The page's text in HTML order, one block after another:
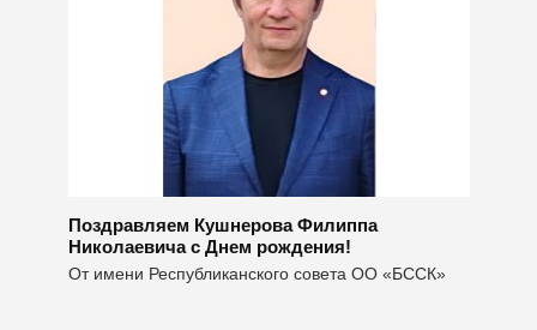
Поздравляем Кушнерова Филиппа
Николаевича с Днем рождения!
От имени Республиканского совета ОО «БССК»